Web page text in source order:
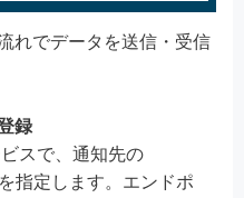
れでデータを送信・受信
録
スで、通知先の
指定します。エンドポ